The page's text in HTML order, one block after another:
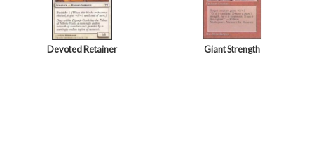
Devoted Retainer Giant Strength